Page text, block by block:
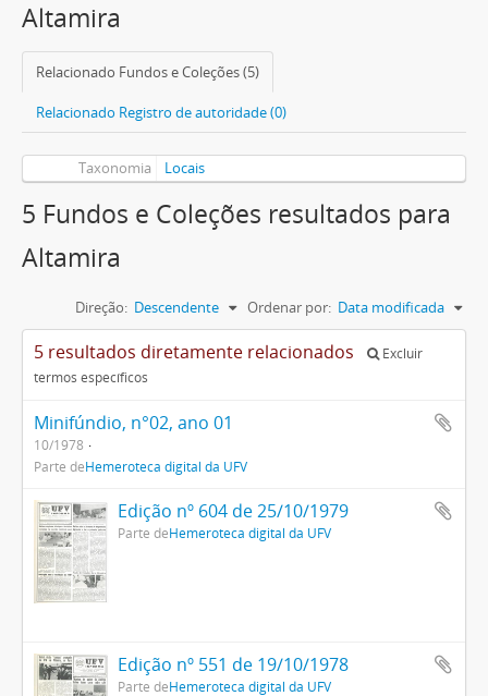
Altamira
Relacionado Fundos e Coleções (5)
Relacionado Registro de autoridade (0)
Taxonomia Locais
5 Fundos e Coleções resultados para
Altamira
Ordenar por: Data modificada
Direção: Descendente
5 resultados diretamente relacionados
Excluir
termos específicos
Minifúndio, n°02, ano 01
10/1978
Parte deHemeroteca digital da UFV
Edição nº 604 de 25/10/1979
Parte deHemeroteca digital da UFV
Edição nº 551 de 19/10/1978
Parte deHemeroteca digital da UFV